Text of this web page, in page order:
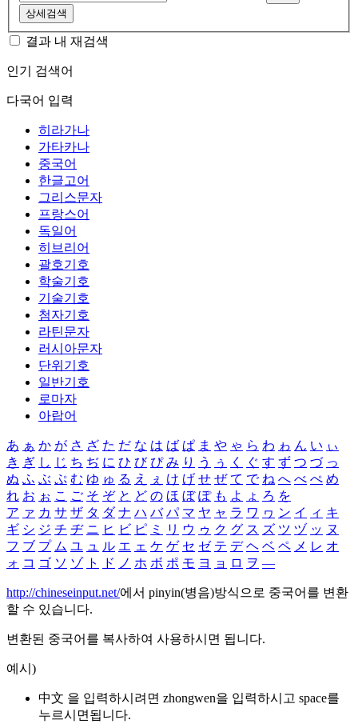
상세검색
결과 내 재검색
인기 검색어
다국어 입력
히라가나
가타카나
중국어
한글고어
그리스문자
프랑스어
독일어
히브리어
괄호기호
학술기호
기술기호
첨자기호
라틴문자
러시아문자
단위기호
일반기호
로마자
아랍어
あ ぁ か が さ ざ た だ な は ば ぱ ま や ゃ ら わ ゎ ん い ぃ
き ぎ し じ ち ぢ に ひ び ぴ み り う ぅ く ぐ す ず つ づ っ
ぬ ふ ぶ ぷ む ゆ ゅ る え ぇ け げ せ ぜ て で ね へ べ ぺ め
れ お ぉ こ ご そ ぞ と ど の ほ ぼ ぽ も よ ょ ろ を
ア ァ カ サ ザ タ ダ ナ ハ バ パ マ ヤ ャ ラ ワ ヮ ン イ ィ キ
ギ シ ジ チ ヂ ニ ヒ ビ ピ ミ リ ウ ゥ ク グ ス ズ ツ ヅ ッ ヌ
フ ブ プ ム ユ ュ ル エ ェ ケ ゲ セ ゼ テ デ ヘ ベ ペ メ レ オ
ォ コ ゴ ソ ゾ ト ド ノ ホ ボ ポ モ ヨ ョ ロ ヲ ―
http://chineseinput.net/에서 pinyin(병음)방식으로 중국어를 변환
할 수 있습니다.
변환된 중국어를 복사하여 사용하시면 됩니다.
예시)
中文 을 입력하시려면 zhongwen을 입력하시고 space를
누르시면됩니다.